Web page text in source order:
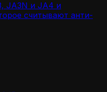
JA3N и JA4 и
считывают анти-